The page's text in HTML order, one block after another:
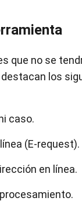
que no se
los
caso.
(E-request).
en línea.